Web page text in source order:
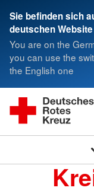
Sie befinden sich
deutschen Website
You are on the
you can use the
the English one